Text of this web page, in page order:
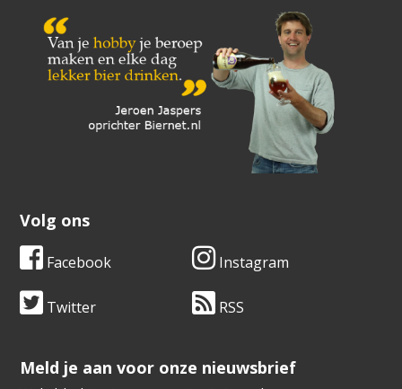
Volg ons
Facebook Instagram
Twitter RSS
​​​​​​​Meld je aan voor onze nieuwsbrief